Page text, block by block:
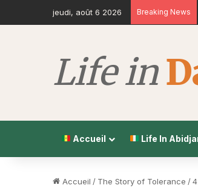
jeudi, août 6 2026 Breaking News
Accueil Life In
Accueil / The Story of Tolerance /